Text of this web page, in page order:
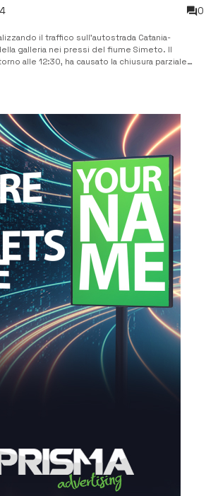
0
il traffico sull’autostrada Catania-
galleria nei pressi del fiume Simeto. Il
alle 12:30, ha causato la chiusura parziale
Da circa mezz’ora, le forze de...